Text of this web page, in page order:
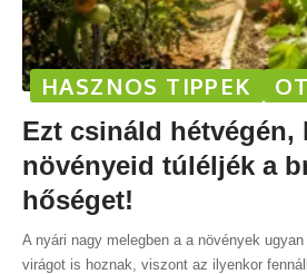
HASZNOS TIPPEK
Ezt csináld hétvégén,
növényeid túléljék a
hőséget!
A nyári nagy melegben a a növények
virágot is hoznak, viszont az ilyenkor